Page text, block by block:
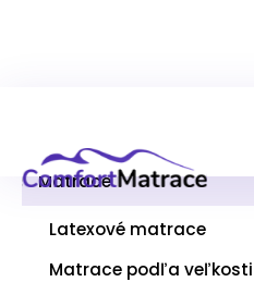
n
ý
kategórie
Matrace
Latexové matrace
Matrace podľa veľkosti